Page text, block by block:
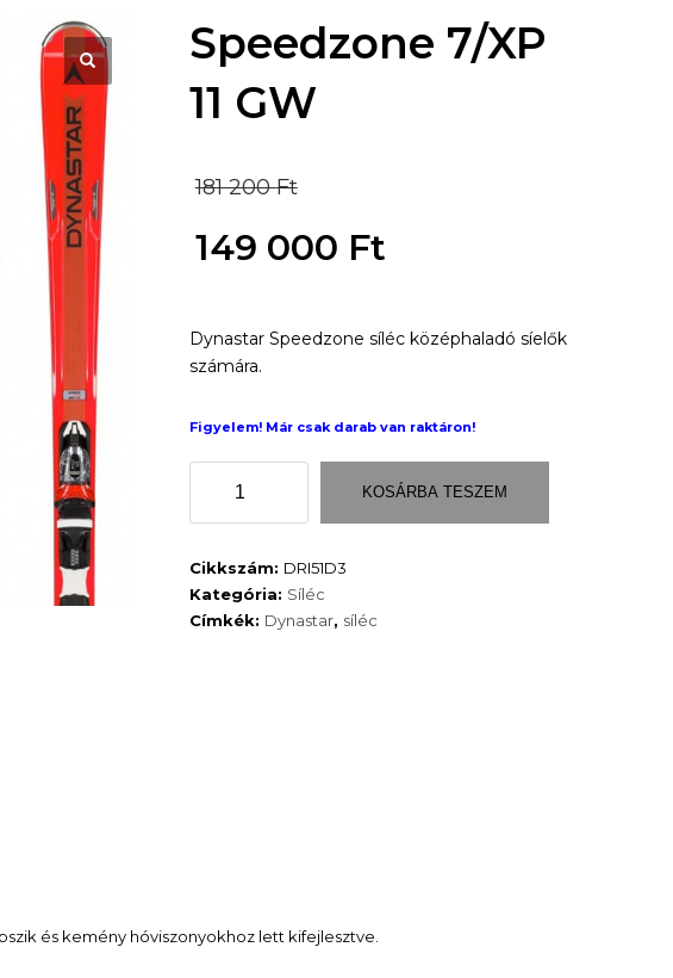
Speedzone 7/XP
11 GW
181 200Ft
price
181
149 000 Ft
price
149
000 Ft.
Dynastar Speedzone síléc középhaladó síelők
számára.
Figyelem! Már csak darab van raktáron!
11
mennyiség
KOSÁRBA TESZEM
Cikkszám: DRI51D3
Kategória: Síléc
Címkék: Dynastar, síléc
és kemény hóviszonyokhoz lett kifejlesztve.